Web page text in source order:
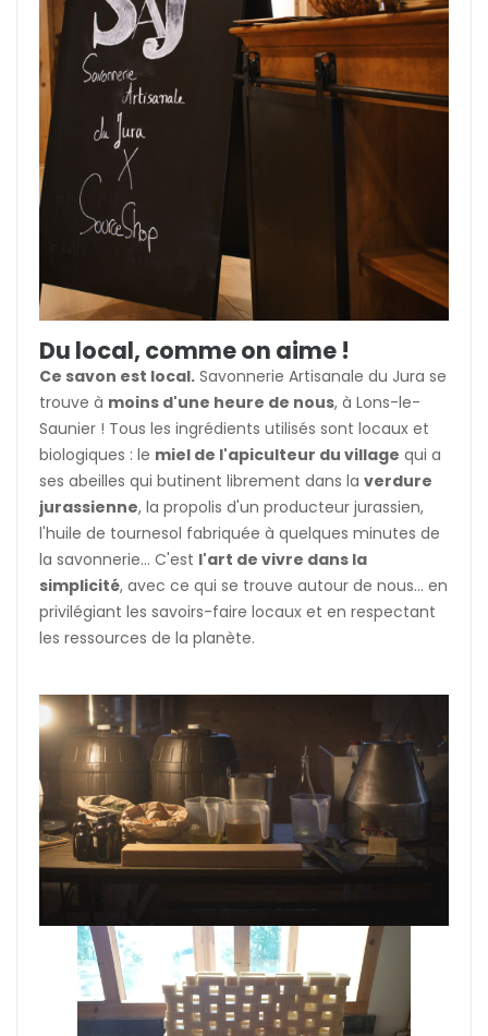
Du local, comme on aime !
Ce savon est local. Savonnerie Artisanale du Jura se
trouve à moins d'une heure de nous, à Lons-le-
Saunier ! Tous les ingrédients utilisés sont locaux et
biologiques : le miel de l'apiculteur du village qui a
ses abeilles qui butinent librement dans la verdure
jurassienne, la propolis d'un producteur jurassien,
l'huile de tournesol fabriquée à quelques minutes de
la savonnerie... C'est l'art de vivre dans la
simplicité, avec ce qui se trouve autour de nous... en
privilégiant les savoirs-faire locaux et en respectant
les ressources de la planète.